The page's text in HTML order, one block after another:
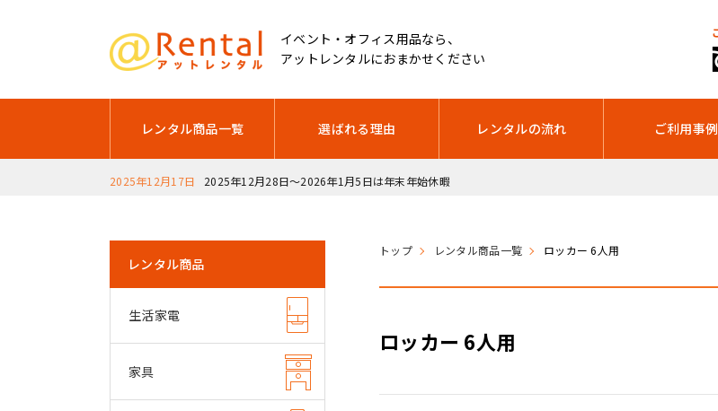
イベント・オフィス用品なら、
アットレンタルにおまかせください
レンタル商品一覧 選ばれる理由 レンタルの流れ ご利用事例
2025年12月17日 2025年12月28日～2026年1月5日は年末年始休暇
レンタル商品
生活家電
家具
トップ レンタル商品一覧 ロッカー 6人用
ロッカー 6人用